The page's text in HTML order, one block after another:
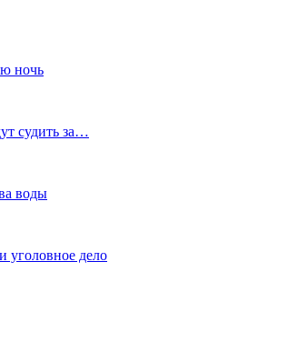
ночь
судить за…
воды
уголовное дело